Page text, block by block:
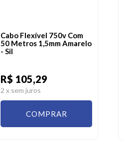
Cabo Flexível 750v Com
50 Metros 1,5mm Amarelo
- Sil
R$ 105,29
2 x sem juros
COMPRAR